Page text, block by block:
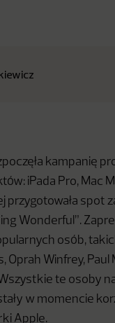
kampanię
iPada Pro, Mac
przygotowała spot
Wonderful”.
osób,
Oprah Winfrey,
te osoby
w momencie
Apple.